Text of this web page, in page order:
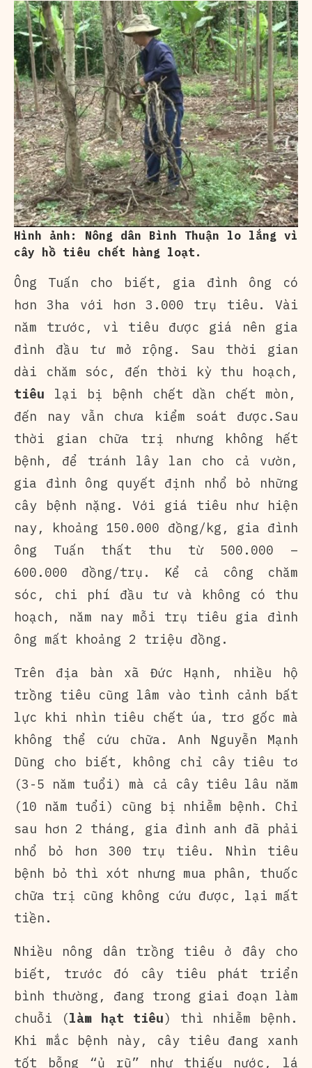
Hình ảnh: Nông dân Bình Thuận lo lắng vì
cây hồ tiêu chết hàng loạt.
Ông Tuấn cho biết, gia đình ông có
hơn 3ha với hơn 3.000 trụ tiêu. Vài
năm trước, vì tiêu được giá nên gia
đình đầu tư mở rộng. Sau thời gian
dài chăm sóc, đến thời kỳ thu hoạch,
tiêu lại bị bệnh chết dần chết mòn,
đến nay vẫn chưa kiểm soát được.Sau
thời gian chữa trị nhưng không hết
bệnh, để tránh lây lan cho cả vườn,
gia đình ông quyết định nhổ bỏ những
cây bệnh nặng. Với giá tiêu như hiện
nay, khoảng 150.000 đồng/kg, gia đình
ông Tuấn thất thu từ 500.000 –
600.000 đồng/trụ. Kể cả công chăm
sóc, chi phí đầu tư và không có thu
hoạch, năm nay mỗi trụ tiêu gia đình
ông mất khoảng 2 triệu đồng.
Trên địa bàn xã Đức Hạnh, nhiều hộ
trồng tiêu cũng lâm vào tình cảnh bất
lực khi nhìn tiêu chết úa, trơ gốc mà
không thể cứu chữa. Anh Nguyễn Mạnh
Dũng cho biết, không chỉ cây tiêu tơ
(3-5 năm tuổi) mà cả cây tiêu lâu năm
(10 năm tuổi) cũng bị nhiễm bệnh. Chỉ
sau hơn 2 tháng, gia đình anh đã phải
nhổ bỏ hơn 300 trụ tiêu. Nhìn tiêu
bệnh bỏ thì xót nhưng mua phân, thuốc
chữa trị cũng không cứu được, lại mất
tiền.
Nhiều nông dân trồng tiêu ở đây cho
biết, trước đó cây tiêu phát triển
bình thường, đang trong giai đoạn làm
chuỗi (làm hạt tiêu) thì nhiễm bệnh.
Khi mắc bệnh này, cây tiêu đang xanh
tốt bỗng “ủ rũ” như thiếu nước, lá